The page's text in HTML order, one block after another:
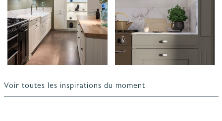
Voir toutes les inspirations du moment